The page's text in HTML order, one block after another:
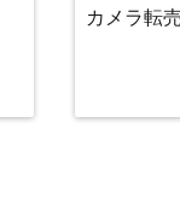
カメラ転